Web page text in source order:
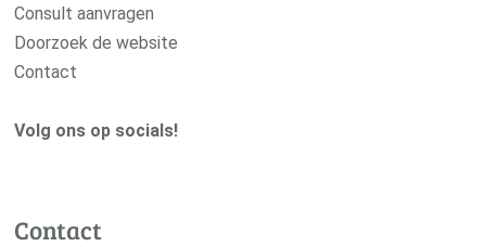
Consult aanvragen
Doorzoek de website
Contact
Volg ons op socials!
Contact